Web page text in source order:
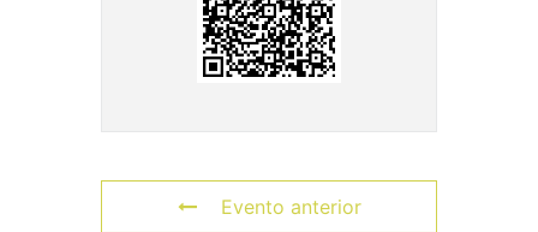
Evento anterior